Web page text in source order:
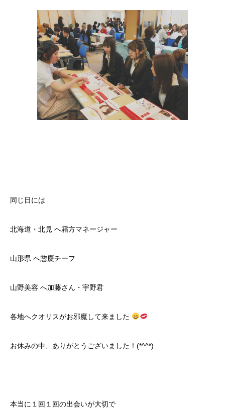
同じ日には
北海道・北見 へ霜方マネージャー
山形県 へ惣慶チーフ
山野美容 へ加藤さん・宇野君
各地へクオリスがお邪魔して来ました
お休みの中、ありがとうございました！(*^^*)
本当に１回１回の出会いが大切で